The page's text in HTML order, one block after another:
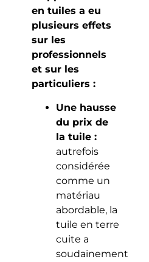
en tuiles a eu
plusieurs effets
sur les
professionnels
et sur les
particuliers :
Une hausse
du prix de
la tuile :
autrefois
considérée
comme un
matériau
abordable, la
tuile en terre
cuite a
soudainement